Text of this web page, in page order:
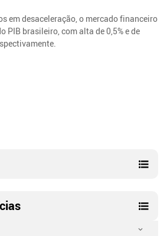
em desaceleração, o mercado financeiro
PIB brasileiro, com alta de 0,5% e de